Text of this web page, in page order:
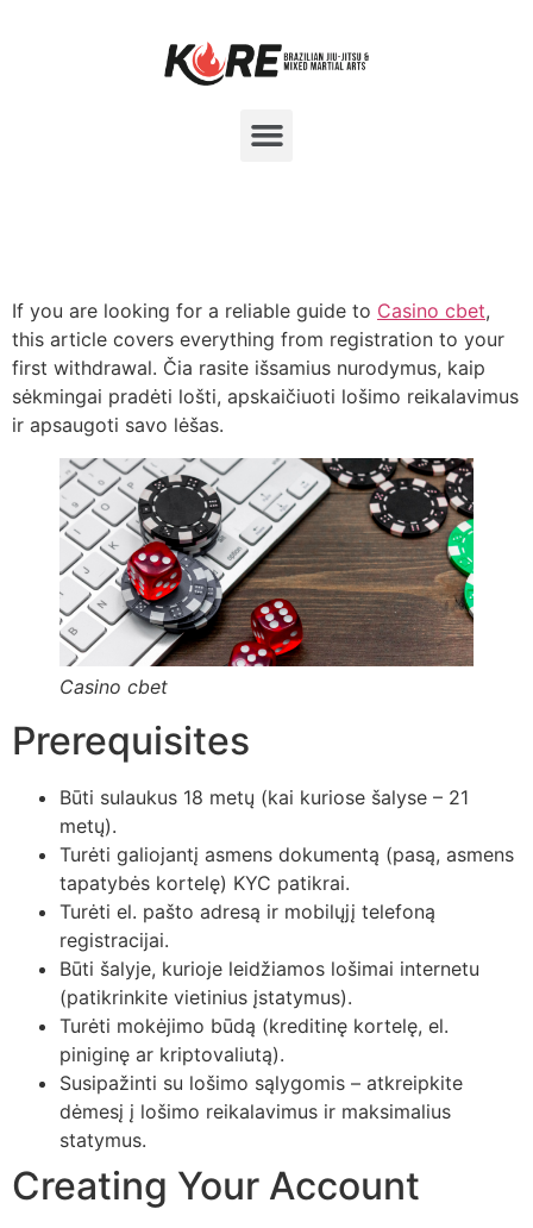
If you are looking for a reliable guide to Casino cbet,
this article covers everything from registration to your
first withdrawal. Čia rasite išsamius nurodymus, kaip
sėkmingai pradėti lošti, apskaičiuoti lošimo reikalavimus
ir apsaugoti savo lėšas.
Casino cbet
Prerequisites
Būti sulaukus 18 metų (kai kuriose šalyse – 21
metų).
Turėti galiojantį asmens dokumentą (pasą, asmens
tapatybės kortelę) KYC patikrai.
Turėti el. pašto adresą ir mobilųjį telefoną
registracijai.
Būti šalyje, kurioje leidžiamos lošimai internetu
(patikrinkite vietinius įstatymus).
Turėti mokėjimo būdą (kreditinę kortelę, el.
piniginę ar kriptovaliutą).
Susipažinti su lošimo sąlygomis – atkreipkite
dėmesį į lošimo reikalavimus ir maksimalius
statymus.
Creating Your Account